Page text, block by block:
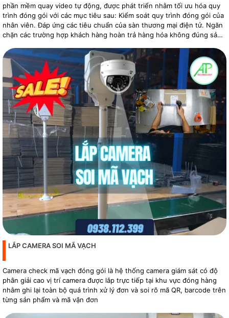
phần mềm quay video tự động, được phát triển nhằm tối ưu hóa quy
trình đóng gói với các mục tiêu sau: Kiểm soát quy trình đóng gói của
nhân viên. Đáp ứng các tiêu chuẩn của sàn thương mại điện tử. Ngăn
chặn các trường hợp khách hàng hoàn trả hàng hóa không đúng sản
LẮP CAMERA SOI MÃ VẠCH
Camera check mã vạch đóng gói là hệ thống camera giám sát có độ
phân giải cao vị trí camera được lắp trực tiếp tại khu vực đóng hàng
nhằm ghi lại toàn bộ quá trình xử lý đơn và soi rõ mã QR, barcode trên
từng sản phẩm và mã vận đơn